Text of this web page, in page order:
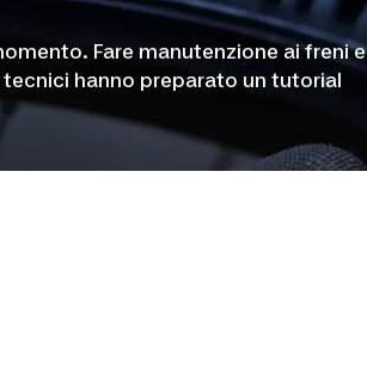
Fare manutenzione ai freni e
hanno preparato un tutorial